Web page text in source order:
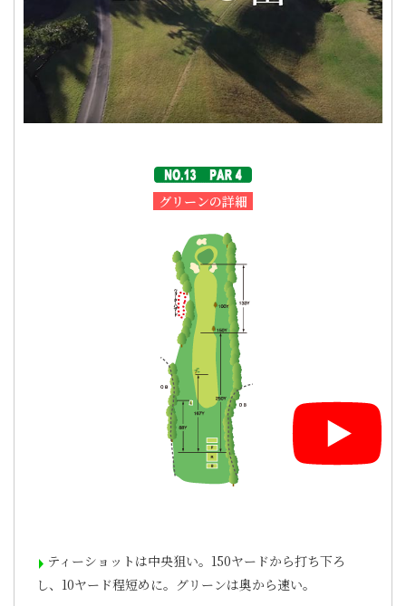
グリーンの詳細
ティーショットは中央狙い。150ヤードから打ち下ろ
し、10ヤード程短めに。グリーンは奥から速い。